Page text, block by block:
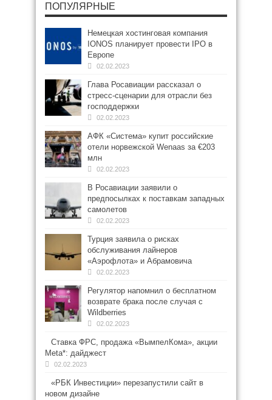
ПОПУЛЯРНЫЕ
Немецкая хостинговая компания
IONOS планирует провести IPO в
Европе
02.02.2023
Глава Росавиации рассказал о
стресс-сценарии для отрасли без
господдержки
02.02.2023
АФК «Система» купит российские
отели норвежской Wenaas за €203
млн
02.02.2023
В Росавиации заявили о
предпосылках к поставкам западных
самолетов
02.02.2023
Турция заявила о рисках
обслуживания лайнеров
«Аэрофлота» и Абрамовича
02.02.2023
Регулятор напомнил о бесплатном
возврате брака после случая с
Wildberries
02.02.2023
Ставка ФРС, продажа «ВымпелКома», акции
Meta*: дайджест
02.02.2023
«РБК Инвестиции» перезапустили сайт в
новом дизайне